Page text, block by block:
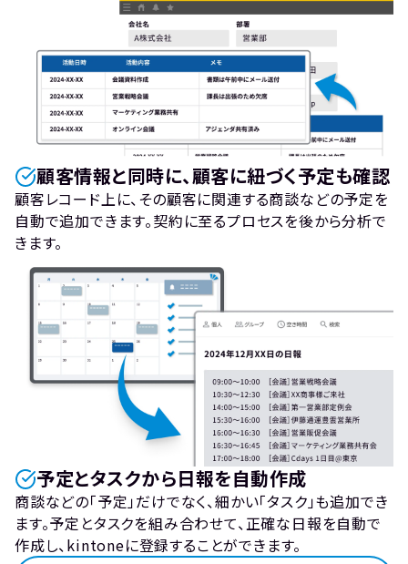
顧客情報と同時に、顧客に紐づく予定も確認
顧客レコード上に、その顧客に関連する商談などの予定を
自動で追加できます。契約に至るプロセスを後から分析で
きます。
予定とタスクから日報を自動作成
商談などの「予定」だけでなく、細かい「タスク」も追加でき
ます。予定とタスクを組み合わせて、正確な日報を自動で
作成し、kintoneに登録することができます。